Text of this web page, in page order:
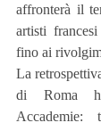
affronterà il
artisti
fino ai
La
di Roma
Accademie: